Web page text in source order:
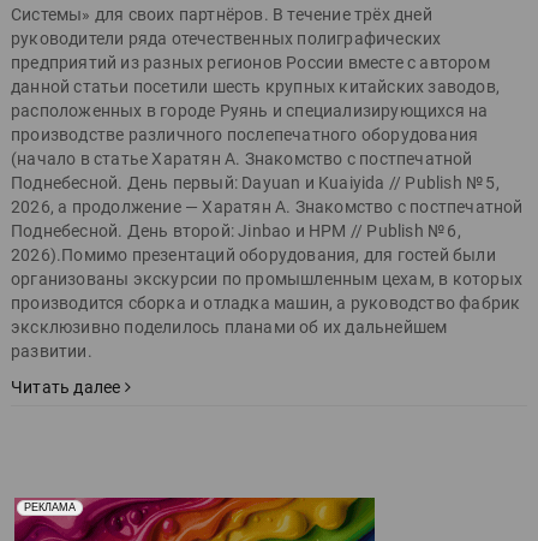
Системы» для своих партнёров. В течение трёх дней
руководители ряда отечественных полиграфических
предприятий из разных регионов России вместе с автором
данной статьи посетили шесть крупных китайских заводов,
расположенных в городе Руянь и специализирующихся на
производстве различного послепечатного оборудования
(начало в статье Харатян А. Знакомство с постпечатной
Поднебесной. День первый: Dayuan и Kuaiyida // Publish № 5,
2026, а продолжение — Харатян А. Знакомство с постпечатной
Поднебесной. День второй: Jinbao и HPM // Publish № 6,
2026).Помимо презентаций оборудования, для гостей были
организованы экскурсии по промышленным цехам, в которых
производится сборка и отладка машин, а руководство фабрик
эксклюзивно поделилось планами об их дальнейшем
развитии.
Читать далее
РЕКЛАМА
Реклама. Рекламодатель ООО "Передовые Системы
Печати" erid: 2SDnjd2d4Qz